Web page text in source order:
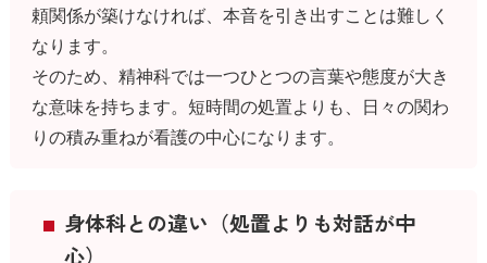
頼関係が築けなければ、本音を引き出すことは難しく
なります。
そのため、精神科では一つひとつの言葉や態度が大き
な意味を持ちます。短時間の処置よりも、日々の関わ
りの積み重ねが看護の中心になります。
身体科との違い（処置よりも対話が中
心）